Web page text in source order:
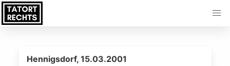
Hennigsdorf, 15.03.2001